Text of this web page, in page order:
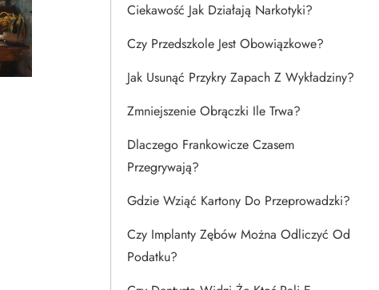
Ciekawość Jak Działają Narkotyki?
Czy Przedszkole Jest Obowiązkowe?
Jak Usunąć Przykry Zapach Z Wykładziny?
Zmniejszenie Obrączki Ile Trwa?
Dlaczego Frankowicze Czasem
Przegrywają?
Gdzie Wziąć Kartony Do Przeprowadzki?
Czy Implanty Zębów Można Odliczyć Od
Podatku?